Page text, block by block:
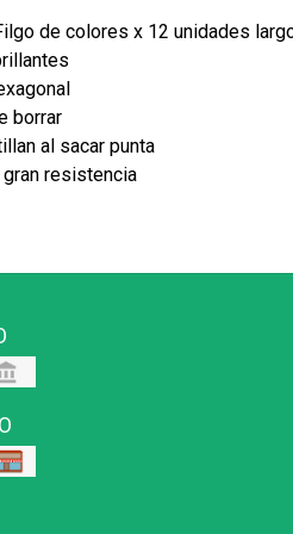
de colores x 12 unidades
borrar
al sacar punta
gran resistencia